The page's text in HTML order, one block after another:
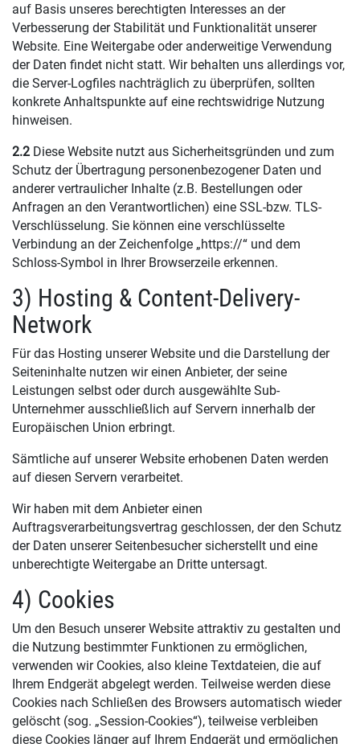
auf Basis unseres berechtigten Interesses an der
Verbesserung der Stabilität und Funktionalität unserer
Website. Eine Weitergabe oder anderweitige Verwendung
der Daten findet nicht statt. Wir behalten uns allerdings vor,
die Server-Logfiles nachträglich zu überprüfen, sollten
konkrete Anhaltspunkte auf eine rechtswidrige Nutzung
hinweisen.
2.2 Diese Website nutzt aus Sicherheitsgründen und zum
Schutz der Übertragung personenbezogener Daten und
anderer vertraulicher Inhalte (z.B. Bestellungen oder
Anfragen an den Verantwortlichen) eine SSL-bzw. TLS-
Verschlüsselung. Sie können eine verschlüsselte
Verbindung an der Zeichenfolge „https://“ und dem
Schloss-Symbol in Ihrer Browserzeile erkennen.
3) Hosting & Content-Delivery-
Network
Für das Hosting unserer Website und die Darstellung der
Seiteninhalte nutzen wir einen Anbieter, der seine
Leistungen selbst oder durch ausgewählte Sub-
Unternehmer ausschließlich auf Servern innerhalb der
Europäischen Union erbringt.
Sämtliche auf unserer Website erhobenen Daten werden
auf diesen Servern verarbeitet.
Wir haben mit dem Anbieter einen
Auftragsverarbeitungsvertrag geschlossen, der den Schutz
der Daten unserer Seitenbesucher sicherstellt und eine
unberechtigte Weitergabe an Dritte untersagt.
4) Cookies
Um den Besuch unserer Website attraktiv zu gestalten und
die Nutzung bestimmter Funktionen zu ermöglichen,
verwenden wir Cookies, also kleine Textdateien, die auf
Ihrem Endgerät abgelegt werden. Teilweise werden diese
Cookies nach Schließen des Browsers automatisch wieder
gelöscht (sog. „Session-Cookies“), teilweise verbleiben
diese Cookies länger auf Ihrem Endgerät und ermöglichen